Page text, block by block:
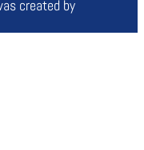
created by